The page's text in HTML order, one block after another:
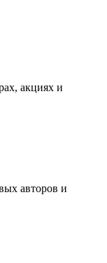
акциях и
авторов и